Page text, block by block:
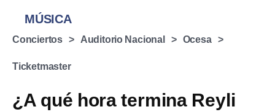
MÚSICA
Conciertos Auditorio Nacional Ocesa
Ticketmaster
¿A qué hora termina Reyli